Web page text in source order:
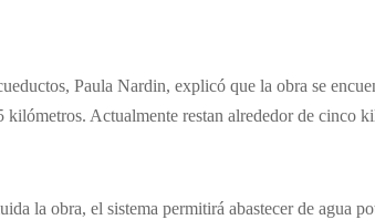
Paula Nardin, explicó que la obra se
kilómetros. Actualmente restan alrededor de cinco
la obra, el sistema permitirá abastecer de agua